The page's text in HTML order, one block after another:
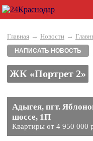
Главная → Новости →
НАПИСАТЬ НОВОСТЬ
ЖК «Портрет 2»
Адыгея, пгт.
шоссе, 1П
Квартиры от 4 950 000